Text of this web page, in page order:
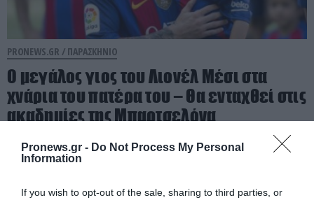
Pronews.gr - Do Not Process My Personal
Information
If you wish to opt-out of the sale, sharing to third parties, or
PRONEWS.GR / ΠΑΡΑΣΚΗΝΙΟ
Ο μεγάλος γιος του Λιονέλ Μέσι στα
χνάρια του πατέρα του – Θα ενταχθεί στις
ακαδημίες της Μπαρτσελόνα
06.08.2026 | 14:54